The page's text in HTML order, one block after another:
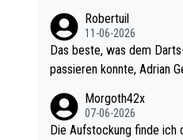
Robertuil
11-06-2026
Das beste, was dem
passieren konnte, Adrian
Morgoth42x
07-06-2026
Die Aufstockung finde ich